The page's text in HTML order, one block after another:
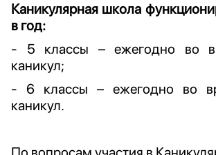
Каникулярная школа
в год:
- 5 классы – ежегодно во
каникул;
- 6 классы – ежегодно во
каникул.